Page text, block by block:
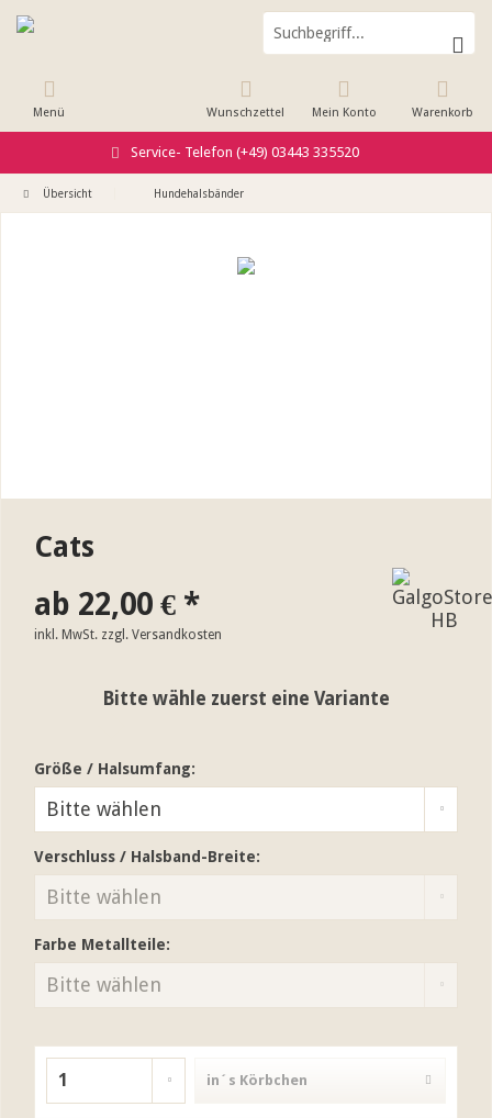
Service- Telefon (+49) 03443 335520
Menü Warenkorb
Wunschzettel Mein Konto
Übersicht Hundehalsbänder
Cats
ab 22,00 € *
inkl. MwSt. zzgl. Versandkosten
Bitte wähle zuerst eine Variante
Größe / Halsumfang:
Verschluss / Halsband-Breite:
Farbe Metallteile:
in´s Körbchen